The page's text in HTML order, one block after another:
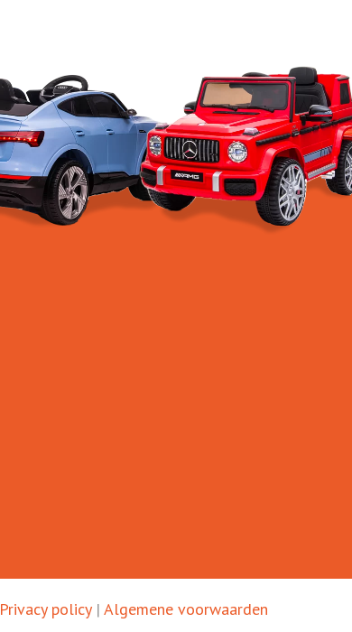
Privacy policy| Algemene voorwaarden